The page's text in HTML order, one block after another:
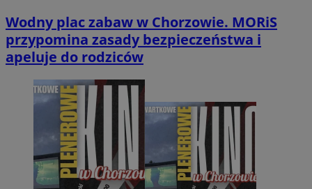
Wodny plac zabaw w Chorzowie. MORiS
przypomina zasady bezpieczeństwa i
apeluje do rodziców